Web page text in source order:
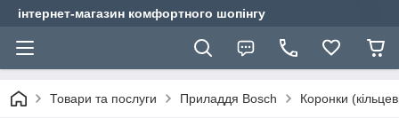
інтернет-магазин комфортного шопінгу
Товари та послуги Приладдя Bosch Коронки